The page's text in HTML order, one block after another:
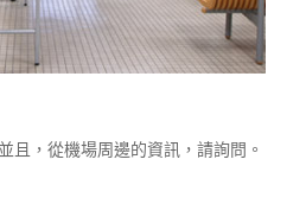
且，從機場周邊的資訊，請詢問。